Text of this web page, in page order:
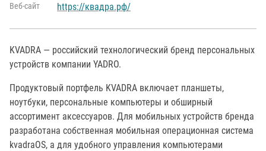
Веб-сайт https://квадра.рф/
KVADRA — российский технологический бренд персональных
устройств компании YADRO.
Продуктовый портфель KVADRA включает планшеты,
ноутбуки, персональные компьютеры и обширный
ассортимент аксессуаров. Для мобильных устройств бренда
разработана собственная мобильная операционная система
kvadraOS, а для удобного управления компьютерами